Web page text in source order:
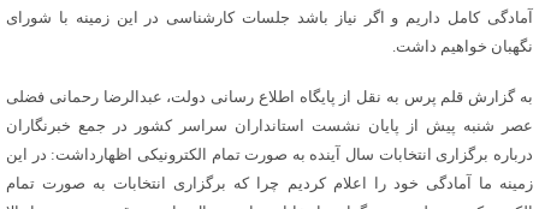
آمادگی کامل داریم و اگر نیاز باشد جلسات کارشناسی در این زمینه با شورای
نگهبان خواهیم داشت.
به گزارش قلم پرس به نقل از پایگاه اطلاع رسانی دولت، عبدالرضا رحمانی فضلی
عصر شنبه پیش از پایان نشست استانداران سراسر کشور در جمع خبرنگاران
درباره برگزاری انتخابات سال آینده به صورت تمام الکترونیکی اظهارداشت: در این
زمینه ما آمادگی خود را اعلام کردیم چرا که برگزاری انتخابات به صورت تمام